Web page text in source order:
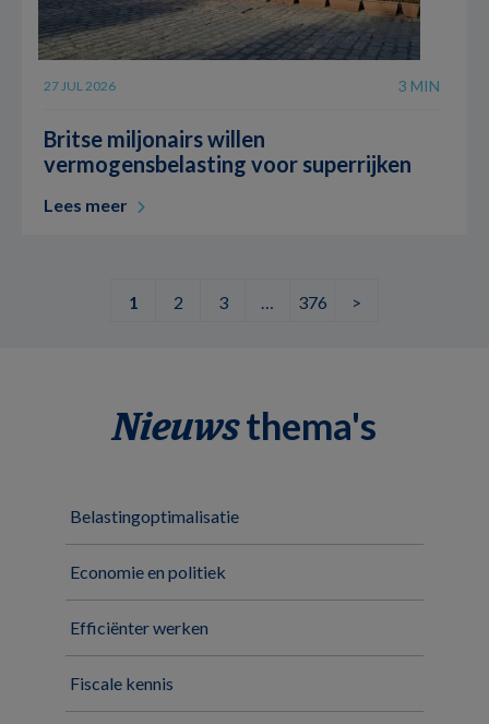
27 JUL 2026 3 MIN
Britse miljonairs willen
vermogensbelasting voor superrijken
Lees meer
1 2 3 … 376 >
Nieuwsthema's
Belastingoptimalisatie
Economie en politiek
Efficiënter werken
Fiscale kennis